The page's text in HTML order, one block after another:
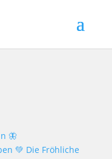
🦋
💚 Die Fröhliche